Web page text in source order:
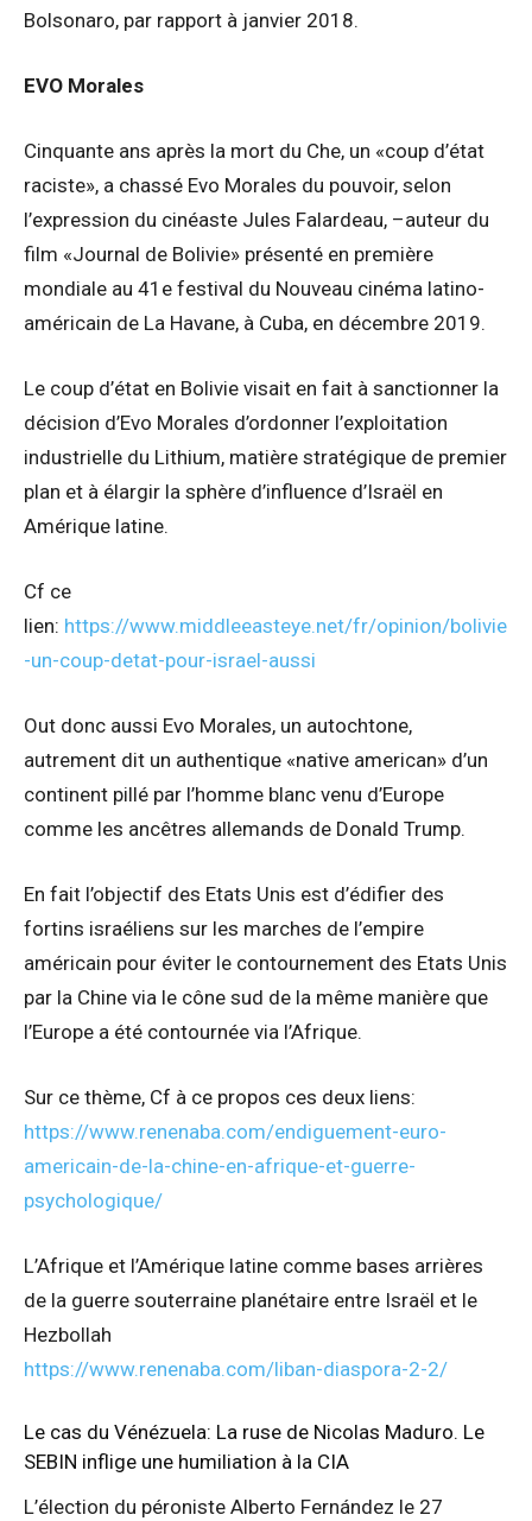
Bolsonaro, par rapport à janvier 2018.
EVO Morales
Cinquante ans après la mort du Che, un «coup d’état
raciste», a chassé Evo Morales du pouvoir, selon
l’expression du cinéaste Jules Falardeau, –auteur du
film «Journal de Bolivie» présenté en première
mondiale au 41e festival du Nouveau cinéma latino-
américain de La Havane, à Cuba, en décembre 2019.
Le coup d’état en Bolivie visait en fait à sanctionner la
décision d’Evo Morales d’ordonner l’exploitation
industrielle du Lithium, matière stratégique de premier
plan et à élargir la sphère d’influence d’Israël en
Amérique latine.
Cf ce
lien: https://www.middleeasteye.net/fr/opinion/bolivie
-un-coup-detat-pour-israel-aussi
Out donc aussi Evo Morales, un autochtone,
autrement dit un authentique «native american» d’un
continent pillé par l’homme blanc venu d’Europe
comme les ancêtres allemands de Donald Trump.
En fait l’objectif des Etats Unis est d’édifier des
fortins israéliens sur les marches de l’empire
américain pour éviter le contournement des Etats Unis
par la Chine via le cône sud de la même manière que
l’Europe a été contournée via l’Afrique.
Sur ce thème, Cf à ce propos ces deux liens:
https://www.renenaba.com/endiguement-euro-
americain-de-la-chine-en-afrique-et-guerre-
psychologique/
L’Afrique et l’Amérique latine comme bases arrières
de la guerre souterraine planétaire entre Israël et le
Hezbollah
https://www.renenaba.com/liban-diaspora-2-2/
Le cas du Vénézuela: La ruse de Nicolas Maduro. Le
SEBIN inflige une humiliation à la CIA
L’élection du péroniste Alberto Fernández le 27